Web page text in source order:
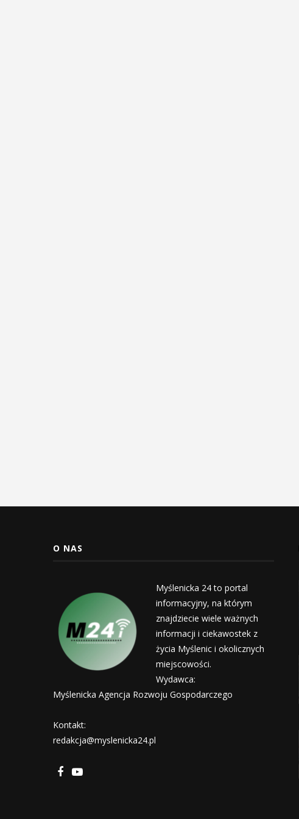
O NAS
Myślenicka 24 to portal
informacyjny, na którym
znajdziecie wiele ważnych
informacji i ciekawostek z
życia Myślenic i okolicznych
miejscowości.
Wydawca:
Myślenicka Agencja Rozwoju Gospodarczego
Kontakt:
redakcja@myslenicka24.pl